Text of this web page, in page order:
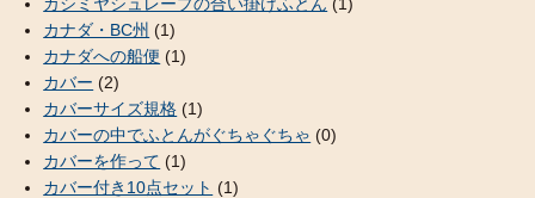
カナダ・BC州 (1)
カナダへの船便 (1)
カバー (2)
カバーサイズ規格 (1)
カバーの中でふとんがぐちゃぐちゃ (0)
カバーを作って (1)
カバー付き10点セット (1)